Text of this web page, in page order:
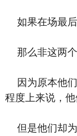
如果在场最后
那么非这两个
因为原本他们
程度上来说，他
但是他们却为